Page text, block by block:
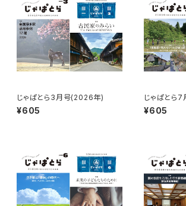
じゃぱとら3月号(2026年)
¥605
じゃぱとら
¥605